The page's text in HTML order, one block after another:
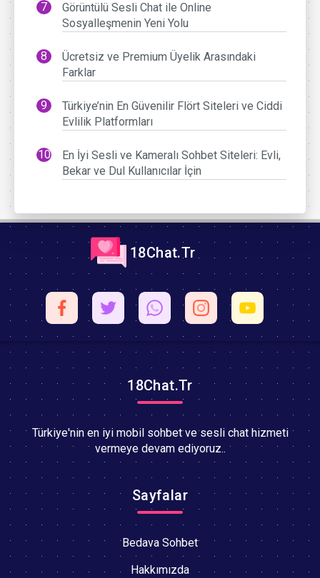
Görüntülü Sesli Chat ile Online
Sosyalleşmenin Yeni Yolu
Ücretsiz ve Premium Üyelik Arasındaki
Farklar
Türkiye’nin En Güvenilir Flört Siteleri ve Ciddi
Evlilik Platformları
En İyi Sesli ve Kameralı Sohbet Siteleri: Evli,
Bekar ve Dul Kullanıcılar İçin
18Chat.Tr
18Chat.Tr
Türkiye'nin en iyi mobil sohbet ve sesli chat hizmeti
vermeye devam ediyoruz..
Sayfalar
Bedava Sohbet
Hakkımızda